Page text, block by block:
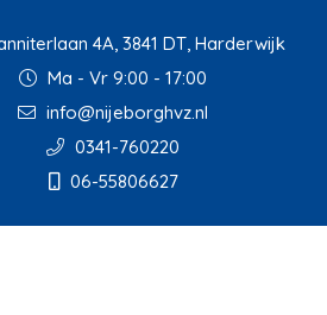
4A, 3841 DT, Harderwijk
Ma - Vr 9:00 - 17:00
info@nijeborghvz.nl
0341-760220
06-55806627